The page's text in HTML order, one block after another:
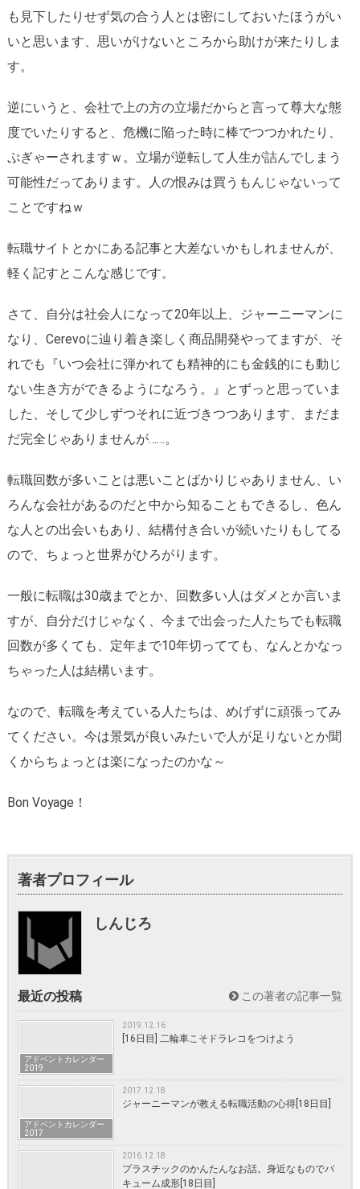
も見下したりせず気の合う人とは密にしておいたほうがい
いと思います、思いがけないところから助けが来たりしま
す。
逆にいうと、会社で上の方の立場だからと言って尊大な態
度でいたりすると、危機に陥った時に棒でつつかれたり、
ぷぎゃーされますｗ。立場が逆転して人生が詰んでしまう
可能性だってあります。人の恨みは買うもんじゃないって
ことですねｗ
転職サイトとかにある記事と大差ないかもしれませんが、
軽く記すとこんな感じです。
さて、自分は社会人になって20年以上、ジャーニーマンに
なり、Cerevoに辿り着き楽しく商品開発やってますが、そ
れでも『いつ会社に弾かれても精神的にも金銭的にも動じ
ない生き方ができるようになろう。』とずっと思っていま
した、そして少しずつそれに近づきつつあります、まだま
だ完全じゃありませんが……。
転職回数が多いことは悪いことばかりじゃありません、い
ろんな会社があるのだと中から知ることもできるし、色ん
な人との出会いもあり、結構付き合いが続いたりもしてる
ので、ちょっと世界がひろがります。
一般に転職は30歳までとか、回数多い人はダメとか言いま
すが、自分だけじゃなく、今まで出会った人たちでも転職
回数が多くても、定年まで10年切ってても、なんとかなっ
ちゃった人は結構います。
なので、転職を考えている人たちは、めげずに頑張ってみ
てください。今は景気が良いみたいで人が足りないとか聞
くからちょっとは楽になったのかな～
Bon Voyage！
著者プロフィール
しんじろ
最近の投稿 この著者の記事一覧
アドベントカレンダー
2019
2019.12.16
[16日目] 二輪車こそドラレコをつけよう
アドベントカレンダー
2017
2017.12.18
ジャーニーマンが教える転職活動の心得[18日目]
2016.12.18
プラスチックのかんたんなお話。身近なものでバ
キューム成形[18日目]